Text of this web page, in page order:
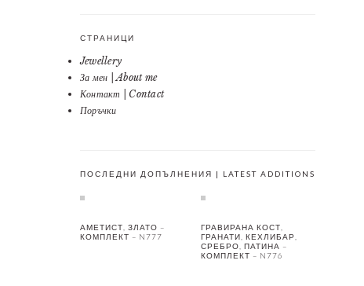
СТРАНИЦИ
Jewellery
За мен | About me
Контакт | Contact
Поръчки
ПОСЛЕДНИ ДОПЪЛНЕНИЯ | LATEST ADDITIONS
АМЕТИСТ, ЗЛАТО –
КОМПЛЕКТ – N777
ГРАВИРАНА КОСТ,
ГРАНАТИ, КЕХЛИБАР,
СРЕБРО, ПАТИНА –
КОМПЛЕКТ – N776